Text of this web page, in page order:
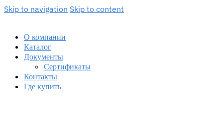
Skip to navigation Skip to content
О компании
Каталог
Документы
Сертификаты
Контакты
Где купить